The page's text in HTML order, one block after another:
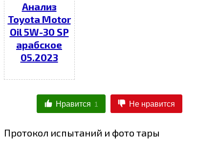
Анализ
Toyota Motor
Oil 5W-30 SP
арабское
05.2023
Нравится 1 Не нравится
Протокол испытаний и фото тары